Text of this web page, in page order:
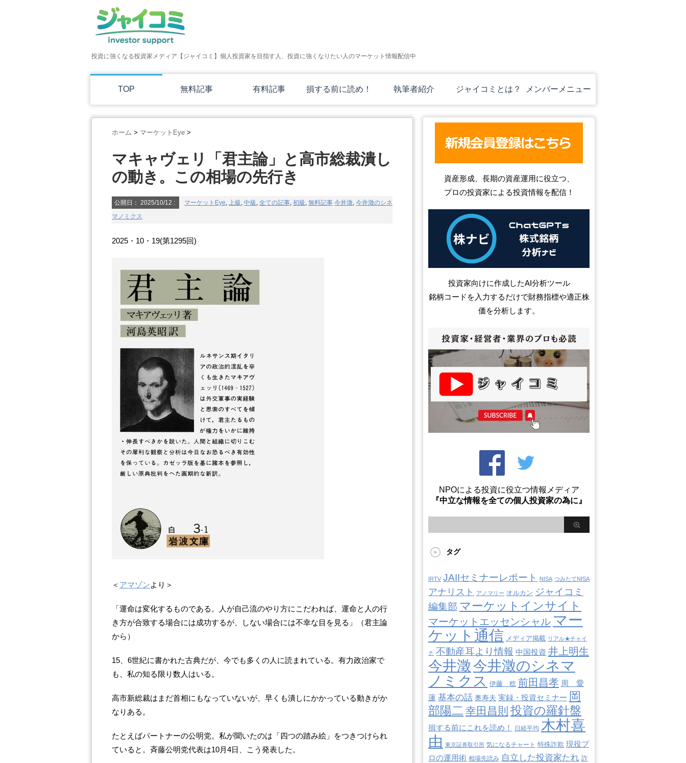
投資に強くなる投資家メディア【ジャイコミ】個人投資家を目指す人、投資に強くなりたい人のマーケット情報配信中
TOP 無料記事 有料記事 損する前に読め！ 執筆者紹介 ジャイコミとは？ メンバーメニュー
ホーム > マーケットEye >
マキャヴェリ「君主論」と高市総裁潰し
の動き。この相場の先行き
公開日： 2025/10/12 : マーケットEye, 上級 , 中級 , 全ての記事, 初級 , 無料記事 今井澂, 今井澂のシネ
マノミクス
2025・10・19(第1295回)
＜ アマゾンより＞
「運命は変化するものである。人が自己流のやり方にこだわれば、運命と人の行
き方が合致する場合には成功するが、しない場合には不幸な目を見る」（君主論
から）
15、6世紀に書かれた古典だが、今でも多くの人に読まれている。有力政治家で
も、私の知る限り数人はいる。
高市新総裁はまだ首相にもなっていないが、早くも潰しにかかっている動きがか
なりある。
たとえばパートナーの公明党。私が聞いたのは「四つの踏み絵」をつきつけられ
ていると。斉藤公明党代表は10月4日、こう発表した。
資産形成、長期の資産運用に役立つ、
プロの投資家による投資情報を配信！
投資家向けに作成したAI分析ツール
銘柄コードを入力するだけで財務指標や適正株
価を分析します。
NPOによる投資に役立つ情報メディア
『中立な情報を全ての個人投資家の為に』
タグ
IRTV JAIIセミナーレポート NISA つみたてNISA
アナリスト アノマリー オルカン ジャイコミ
編集部 マーケットインサイト
マーケットエッセンシャル マー
ケット通信 メディア掲載 リアル★チャイ
ナ 不動産耳より情報 中国投資 井上明生
今井澂今井澂のシネマ
ノミクス 伊藤 稔 前田昌孝 周 愛
蓮 基本の話 奥寿夫 実録・投資セミナー 岡
部陽二 幸田昌則 投資の羅針盤
損する前にこれを読め！ 日経平均 木村喜
由 東京証券取引所 気になるチャート 特殊詐欺 現役プ
ロの運用術 相場先読み 自立した投資家たれ 詐